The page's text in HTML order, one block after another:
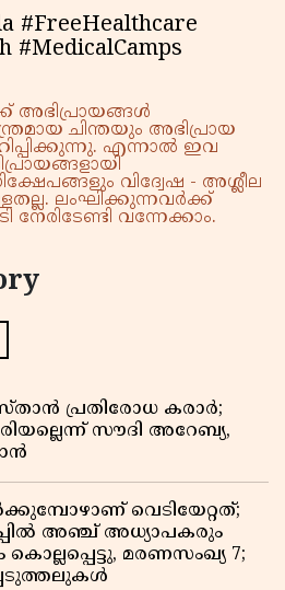
#FreeHealthcare
#MedicalCamps
അഭിപ്രായങ്ങൾ
ചിന്തയും അഭിപ്രായ
എന്നാൽ ഇവ
വിദ്വേഷ - അശ്ലീല
ലംഘിക്കുന്നവർക്ക്
വന്നേക്കാം.
പ്രതിരോധ കരാർ;
സൗദി അറേബ്യ,
വെടിയേറ്റത്;
അഞ്ച് അധ്യാപകരും
കൊല്ലപ്പെട്ടു, മരണസംഖ്യ 7;